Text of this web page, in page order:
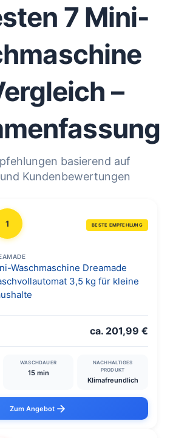
7 Mini-
–
basierend auf
Kundenbewertungen
1 BESTE EMPFEHLUNG
Waschmaschine Dreamade
3,5 kg für kleine
ca. 201,99 €
WASCHDAUER
15 min
NACHHALTIGES
PRODUKT
Klimafreundlich
Zum Angebot